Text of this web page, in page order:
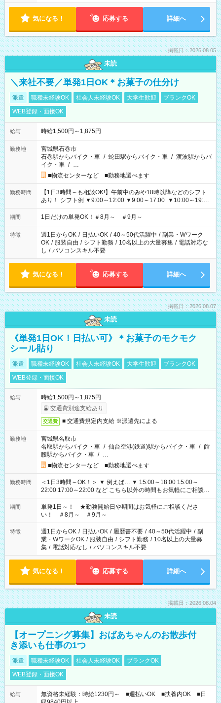
気になる！ 応募する 詳細へ
掲載日：2026.08.05
未読
＼来社不要／単発1日OK＊お菓子の仕分け
派遣 職種未経験OK 社会人未経験OK 大学生歓迎
ブランクOK
WEB登録・面接OK
給与 時給1,500円～1,875円
勤務地
宮城県石巻市
石巻駅からバイク・車 / 蛇田駅からバイク・車 / 渡波駅からバ
イク・車 / …
■物流センターなど ■勤務地選べます
勤務時間
【1日3時間～も相談OK!】午前中のみや18時以降などのシフト
あり！ シフト例 ▼9:00～12:00 ▼9:00～17:00 ▼10:00～19:00
▼18:00～21:00
期間 1日だけの単発OK！＃8月～ ＃9月～
特徴 週1日からOK / 日払いOK / 40～50代活躍中 / 副業・Wワーク
OK / 服装自由 / シフト勤務 / 10名以上の大量募集 / 電話対応な
し / パソコンスキル不要
気になる！ 応募する 詳細へ
掲載日：2026.08.07
未読
《単発1日OK！日払い可》＊お菓子のモクモク
シール貼り
派遣 職種未経験OK 社会人未経験OK 大学生歓迎
ブランクOK
WEB登録・面接OK
給与
時給1,500円～1,875円
交通費別途支給あり
交通費 ■ 交通費規定内支給 ※派遣先による
勤務地
宮城県名取市
名取駅からバイク・車 / 仙台空港(鉄道)駅からバイク・車 / 館
腰駅からバイク・車 / …
■物流センターなど ■勤務地選べます
勤務時間
＜1日3時間～OK！＞ ▼ 例えば… ▼ 15:00～18:00 15:00～
22:00 17:00～22:00 など こちら以外の時間もお気軽にご相談く
ださい！
期間
単発1日～！ ★勤務開始日や期間はお気軽にご相談くださ
い！ ＃8月～ ＃9月～
特徴 週1日からOK / 日払いOK / 履歴書不要 / 40～50代活躍中 / 副
業・WワークOK / 服装自由 / シフト勤務 / 10名以上の大量募
集 / 電話対応なし / パソコンスキル不要
気になる！ 応募する 詳細へ
掲載日：2026.08.04
未読
【オープニング募集】おばあちゃんのお散歩付
き添いも仕事の1つ
派遣 職種未経験OK 社会人未経験OK
ブランクOK
WEB登録・面接OK
給与
無資格未経験：時給1230円～ ■週払いOK ■扶養内OK ■日